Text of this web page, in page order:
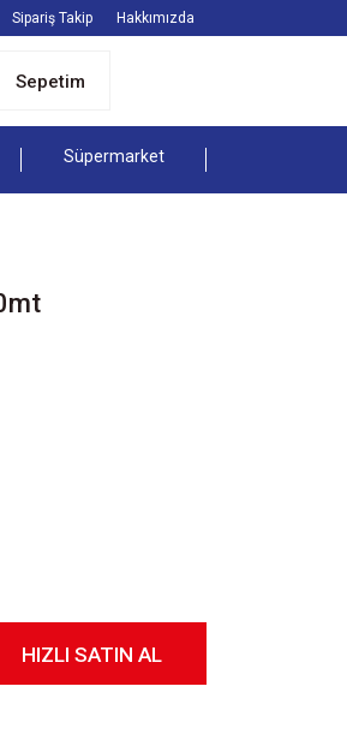
Sipariş Takip Hakkımızda
Sepetim
Süpermarket
HIZLI SATIN AL